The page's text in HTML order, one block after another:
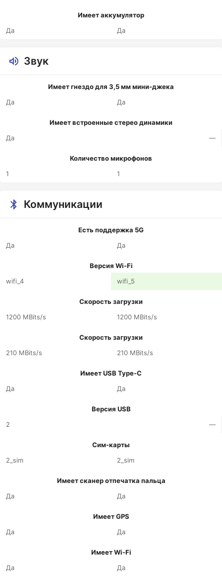
Имеет аккумулятор
Да
Да
Звук
Имеет гнездо для 3,5 мм мини-джека
Да
Да
Имеет встроенные стерео динамики
Да
—
Количество микрофонов
1
1
Коммуникации
Есть поддержка 5G
Да
Да
Версия Wi-Fi
wifi_4
wifi_5
Скорость загрузки
1200 MBits/s
1200 MBits/s
Скорость загрузки
210 MBits/s
210 MBits/s
Имеет USB Type-C
Да
Да
Версия USB
2
—
Сим-карты
2_sim
2_sim
Имеет сканер отпечатка пальца
Да
Да
Имеет GPS
Да
Да
Имеет Wi-Fi
Да
Да